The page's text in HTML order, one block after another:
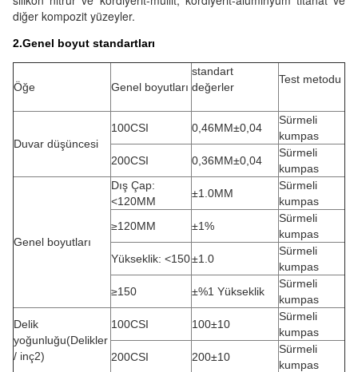
diğer kompozit yüzeyler.
2.Genel boyut standartları
Öğe Genel boyutları
standart
değerler
Test metodu
Duvar düşüncesi
100CSI 0,46MM±0,04
Sürmeli
kumpas
200CSI
0,36MM±0,04
Sürmeli
kumpas
Genel boyutları
Dış Çap:
<120MM
±1.0MM
Sürmeli
kumpas
≥120MM
±1%
Sürmeli
kumpas
Yükseklik: <150±1.0
Sürmeli
kumpas
≥150
±%1 Yükseklik
Sürmeli
kumpas
Delik
yoğunluğu(Delikler
/ inç2)
100CSI 100±10
Sürmeli
kumpas
200CSI
200±10
Sürmeli
kumpas